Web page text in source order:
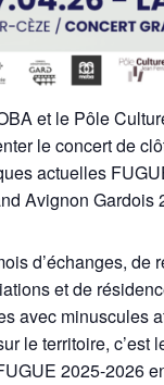
et le Pôle
le concert de
actuelles
Avignon Gardois
d’échanges, de
et de
avec minuscules
le territoire, c’est
2025-2026